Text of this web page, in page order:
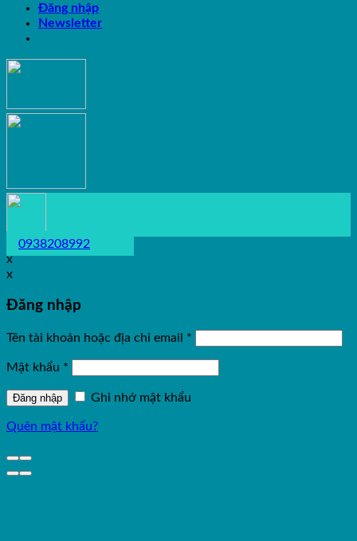
Đăng nhập
Newsletter
0938208992
x
x
Đăng nhập
Tên tài khoản hoặc địa chỉ email *
Mật khẩu *
Đăng nhập Ghi nhớ mật khẩu
Quên mật khẩu?